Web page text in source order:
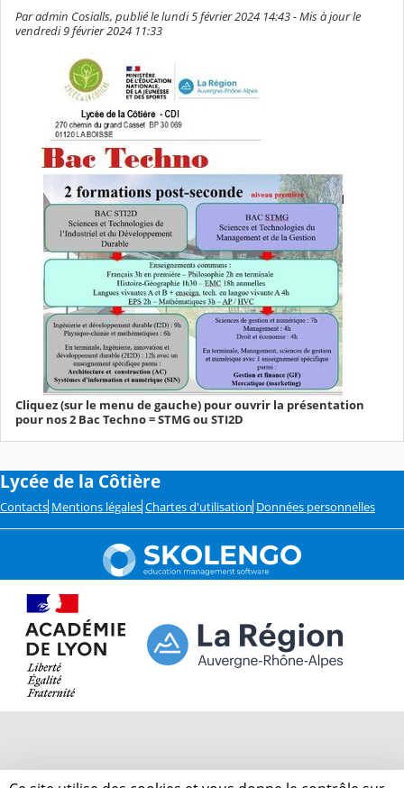
Par admin Cosialls, publié le lundi 5 février 2024 14:43 - Mis à jour le
vendredi 9 février 2024 11:33
Cliquez (sur le menu de gauche) pour ouvrir la présentation
pour nos 2 Bac Techno = STMG ou STI2D
Lycée de la Côtière
Contacts Mentions légales Chartes d'utilisation Données personnelles